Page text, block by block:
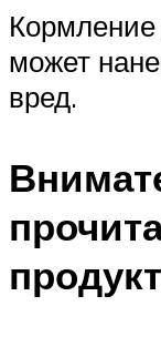
может
вред.